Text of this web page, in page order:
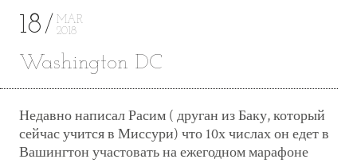
18
MAR
2018
Washington DC
Недавно написал Расим ( друган из Баку, который
сейчас учится в Миссури) что 10х числах он едет в
Вашингтон участовать на ежегодном марафоне